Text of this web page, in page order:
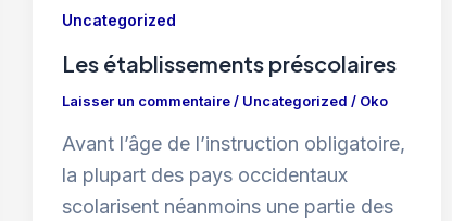
Uncategorized
Les établissements préscolaires
Laisser un commentaire/ Uncategorized / Oko
Avant l’âge de l’instruction obligatoire,
la plupart des pays occidentaux
scolarisent néanmoins une partie des